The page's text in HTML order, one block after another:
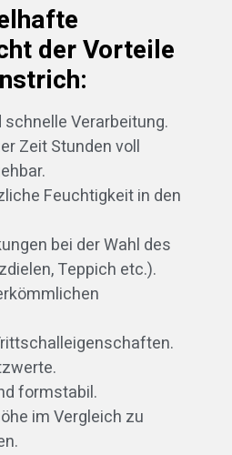
der Vorteile
schnelle Verarbeitung.
Zeit Stunden voll
Feuchtigkeit in den
bei der Wahl des
Teppich etc.).
formstabil.
im Vergleich zu